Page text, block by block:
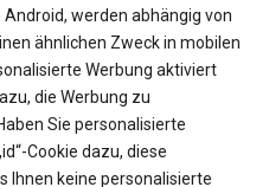
Android, werden abhängig von
ähnlichen Zweck in mobilen
Werbung aktiviert
die Werbung zu
Sie personalisierte
Cookie dazu, diese
Ihnen keine personalisierte